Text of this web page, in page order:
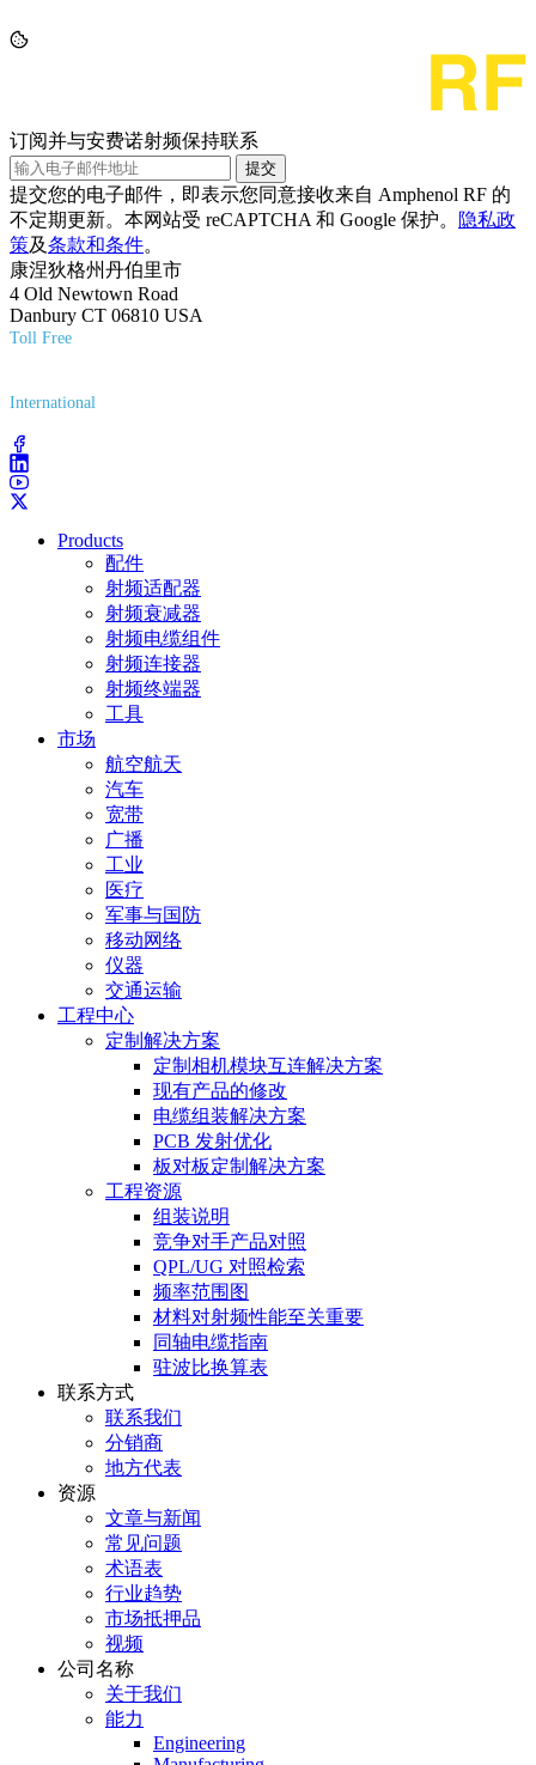
订阅并与安费诺射频保持联系
提交
提交您的电子邮件，即表示您同意接收来自 Amphenol RF 的
不定期更新。本网站受 reCAPTCHA 和 Google 保护。
隐私政
策及条款和条件。
康涅狄格州丹伯里市
4 Old Newtown Road
Danbury CT 06810 USA
Toll Free
International
Products
配件
射频适配器
射频衰减器
射频电缆组件
射频连接器
射频终端器
工具
市场
航空航天
汽车
宽带
广播
工业
医疗
军事与国防
移动网络
仪器
交通运输
工程中心
定制解决方案
定制相机模块互连解决方案
现有产品的修改
电缆组装解决方案
PCB 发射优化
板对板定制解决方案
工程资源
组装说明
竞争对手产品对照
QPL/UG 对照检索
频率范围图
材料对射频性能至关重要
同轴电缆指南
驻波比换算表
联系方式
联系我们
分销商
地方代表
资源
文章与新闻
常见问题
术语表
行业趋势
市场抵押品
视频
公司名称
关于我们
能力
Engineering